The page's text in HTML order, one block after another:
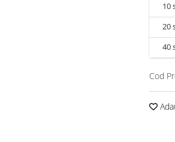
10
20
40
Cod